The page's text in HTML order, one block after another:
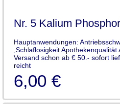
Nr. 5 Kalium
Hauptanwendungen:
,Schlaflosigkeit
Versand schon ab € 50.- sofort
reicht
6,00 €